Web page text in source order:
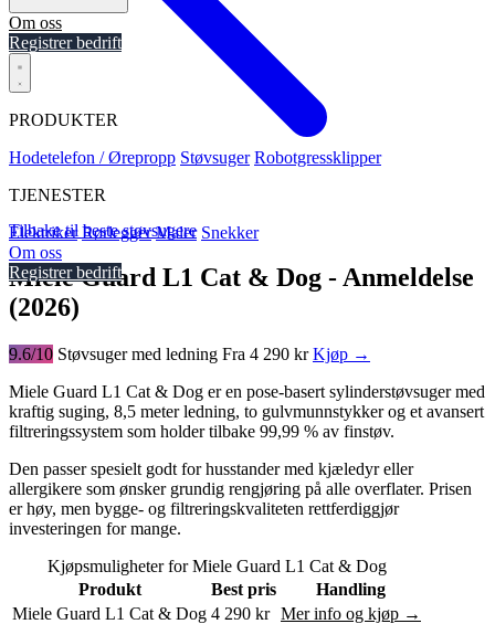
Om oss
Registrer bedrift
PRODUKTER
Hodetelefon / Ørepropp Støvsuger Robotgressklipper
TJENESTER
Elektriker Rørlegger Maler Snekker
Om oss
Registrer bedrift
Tilbake til beste støvsugere
Miele Guard L1 Cat & Dog - Anmeldelse
(2026)
9.6/10 Støvsuger med ledning Fra 4 290 kr Kjøp →
Miele Guard L1 Cat & Dog er en pose-basert sylinderstøvsuger med
kraftig suging, 8,5 meter ledning, to gulvmunnstykker og et avansert
filtreringssystem som holder tilbake 99,99 % av finstøv.
Den passer spesielt godt for husstander med kjæledyr eller
allergikere som ønsker grundig rengjøring på alle overflater. Prisen
er høy, men bygge- og filtreringskvaliteten rettferdiggjør
investeringen for mange.
Kjøpsmuligheter for Miele Guard L1 Cat & Dog
Produkt
Best pris
Handling
Miele Guard L1 Cat & Dog 4 290 kr Mer info og kjøp →